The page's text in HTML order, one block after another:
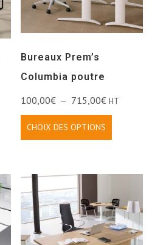
Bureaux Prem’s
Columbia poutre
100,00€ – 715,00€ HT
CHOIX DES OPTIONS